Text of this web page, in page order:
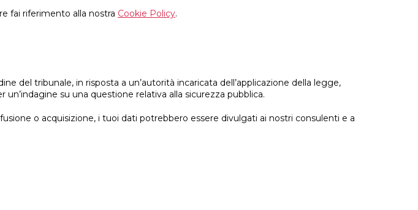
fai riferimento alla nostra Cookie Policy.
del tribunale, in risposta a un’autorità incaricata dell’applicazione della legge,
su una questione relativa alla sicurezza pubblica.
o acquisizione, i tuoi dati potrebbero essere divulgati ai nostri consulenti e a